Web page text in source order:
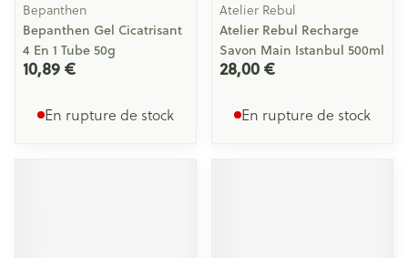
Bepanthen
Bepanthen Gel Cicatrisant
4 En 1 Tube 50g
10,89 €
En rupture de stock
Atelier Rebul
Atelier Rebul Recharge
Savon Main Istanbul 500ml
28,00 €
En rupture de stock